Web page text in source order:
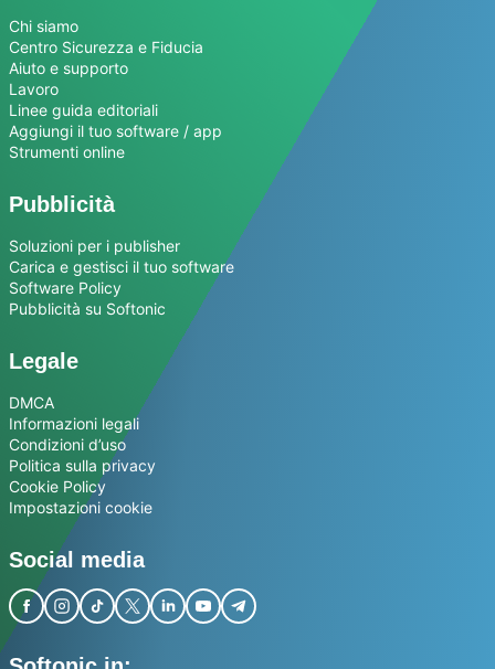
Chi siamo
Centro Sicurezza e Fiducia
Aiuto e supporto
Lavoro
Linee guida editoriali
Aggiungi il tuo software / app
Strumenti online
Pubblicità
Soluzioni per i publisher
Carica e gestisci il tuo software
Software Policy
Pubblicità su Softonic
Legale
DMCA
Informazioni legali
Condizioni d’uso
Politica sulla privacy
Cookie Policy
Impostazioni cookie
Social media